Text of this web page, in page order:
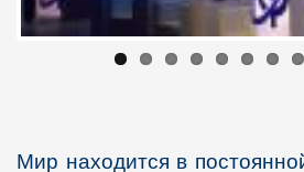
Мир находится в